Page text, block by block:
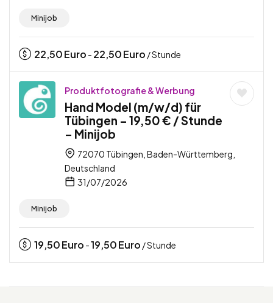
Minijob
22,50Euro - 22,50Euro / Stunde
Produktfotografie & Werbung
Hand Model (m/w/d) für
Tübingen – 19,50 € / Stunde
– Minijob
72070 Tübingen, Baden-Württemberg,
Deutschland
31/07/2026
Minijob
19,50Euro -19,50Euro / Stunde